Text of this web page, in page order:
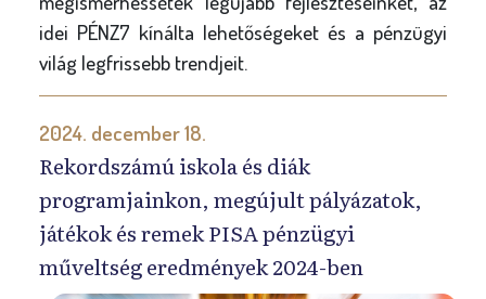
idei PÉNZ7 kínálta lehetőségeket és a pénzügyi
világ legfrissebb trendjeit.
2024. december 18.
Rekordszámú iskola és diák
programjainkon, megújult pályázatok,
játékok és remek PISA pénzügyi
műveltség eredmények 2024-ben